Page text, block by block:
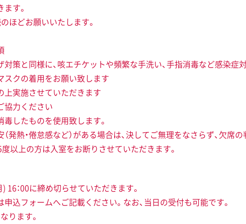
す。
ほどお願いいたします。
策と同様に、咳エチケットや頻繁な手洗い、手指消毒など感染症
クの着用をお願い致します
実施させていただきます
協力ください
したものを使用致します。
発熱・倦怠感など）がある場合は、決してご無理をなさらず、欠席
以上の方は入室をお断りさせていただきます。
：00に締め切らせていただきます。
込フォームへご記載ください。なお、当日の受付も可能です。
ります。